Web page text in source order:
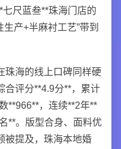
尺蓝叁**珠海门店的
产+半麻衬工艺”带到
海的线上口碑同样硬
评分**4.9分**，累计
**966**，连续**2年**
**。版型合身、面料优
被提及，珠海本地婚